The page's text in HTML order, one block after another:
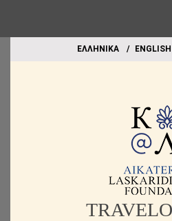
EΛΛΗΝΙΚΑ ΕΝGLISH